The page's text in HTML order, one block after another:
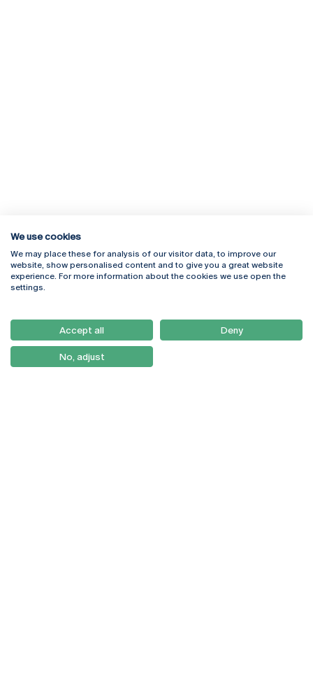
Rua Diogo Botelho 1327
4169-005 Porto
+351 226 196 240
Campus Online
Webmail
Como Chegar
Newsletter
We use cookies
We may place these for analysis of our visitor data, to improve our
website, show personalised content and to give you a great website
experience. For more information about the cookies we use open the
settings.
Accept all Deny
No, adjust